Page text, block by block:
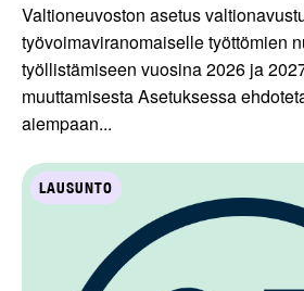
Valtioneuvoston asetus
työvoimaviranomaiselle työttömien
työllistämiseen vuosina 2026 ja
muuttamisesta Asetuksessa
aiempaan...
LAUSUNTO